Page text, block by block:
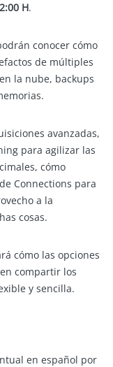
H.
conocer cómo
de múltiples
la nube, backups
avanzadas,
para agilizar las
cómo
Connections para
a la
cosas.
cómo las opciones
compartir los
y sencilla.
en español por